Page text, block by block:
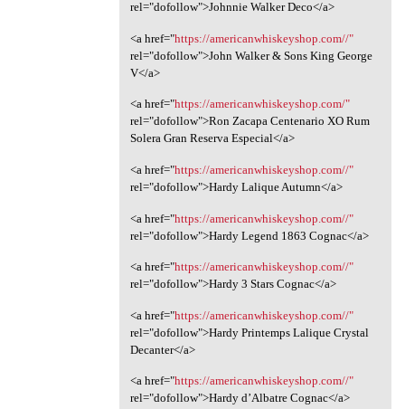
rel="dofollow">Johnnie Walker Deco</a>
<a href="https://americanwhiskeyshop.com//"
rel="dofollow">John Walker & Sons King George
V</a>
<a href="https://americanwhiskeyshop.com/"
rel="dofollow">Ron Zacapa Centenario XO Rum
Solera Gran Reserva Especial</a>
<a href="https://americanwhiskeyshop.com//"
rel="dofollow">Hardy Lalique Autumn</a>
<a href="https://americanwhiskeyshop.com//"
rel="dofollow">Hardy Legend 1863 Cognac</a>
<a href="https://americanwhiskeyshop.com//"
rel="dofollow">Hardy 3 Stars Cognac</a>
<a href="https://americanwhiskeyshop.com//"
rel="dofollow">Hardy Printemps Lalique Crystal
Decanter</a>
<a href="https://americanwhiskeyshop.com//"
rel="dofollow">Hardy d’Albatre Cognac</a>